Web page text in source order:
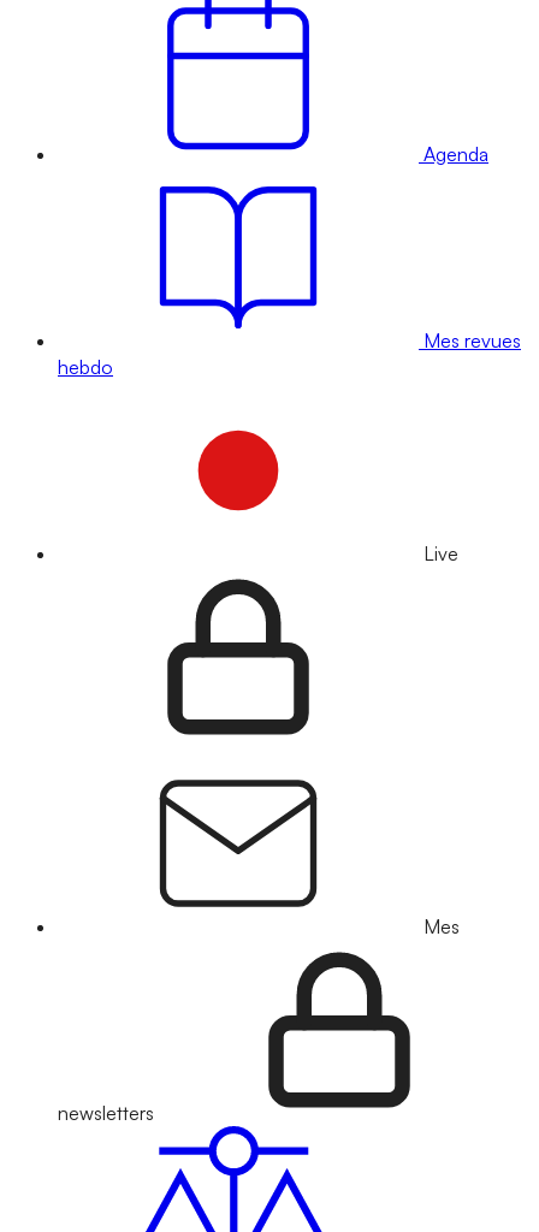
Agenda
Mes revues
hebdo
Live
Mes
newsletters